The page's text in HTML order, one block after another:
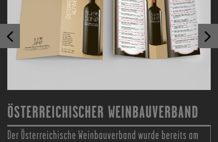
ÖSTERREICHISCHER WEINBAUVERBAND
Der Österreichische Weinbauverband wurde bereits am